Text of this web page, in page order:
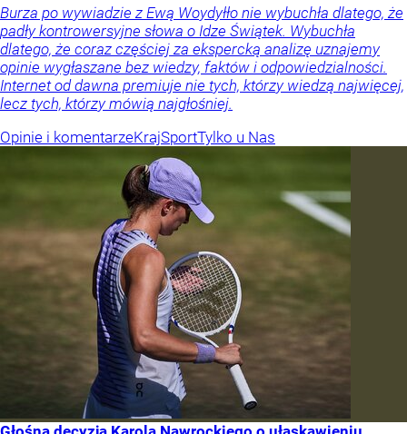
Burza po wywiadzie z Ewą Woydyłło nie wybuchła dlatego, że
padły kontrowersyjne słowa o Idze Świątek. Wybuchła
dlatego, że coraz częściej za ekspercką analizę uznajemy
opinie wygłaszane bez wiedzy, faktów i odpowiedzialności.
Internet od dawna premiuje nie tych, którzy wiedzą najwięcej,
lecz tych, którzy mówią najgłośniej.
Opinie i komentarzeKrajSportTylko u Nas